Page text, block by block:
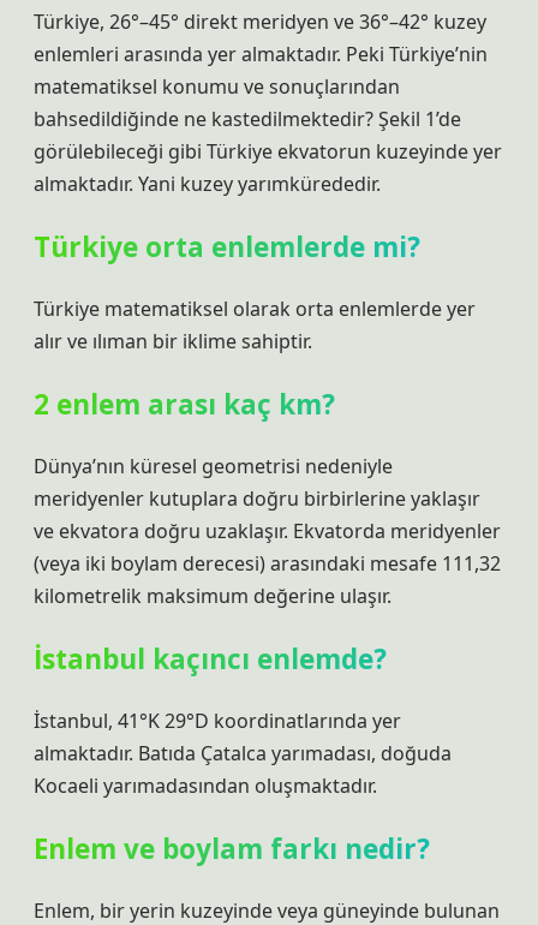
Türkiye, 26°–45° direkt meridyen ve 36°–42° kuzey
enlemleri arasında yer almaktadır. Peki Türkiye’nin
matematiksel konumu ve sonuçlarından
bahsedildiğinde ne kastedilmektedir? Şekil 1’de
görülebileceği gibi Türkiye ekvatorun kuzeyinde yer
almaktadır. Yani kuzey yarımkürededir.
Türkiye orta enlemlerde mi?
Türkiye matematiksel olarak orta enlemlerde yer
alır ve ılıman bir iklime sahiptir.
2 enlem arası kaç km?
Dünya’nın küresel geometrisi nedeniyle
meridyenler kutuplara doğru birbirlerine yaklaşır
ve ekvatora doğru uzaklaşır. Ekvatorda meridyenler
(veya iki boylam derecesi) arasındaki mesafe 111,32
kilometrelik maksimum değerine ulaşır.
İstanbul kaçıncı enlemde?
İstanbul, 41°K 29°D koordinatlarında yer
almaktadır. Batıda Çatalca yarımadası, doğuda
Kocaeli yarımadasından oluşmaktadır.
Enlem ve boylam farkı nedir?
Enlem, bir yerin kuzeyinde veya güneyinde bulunan